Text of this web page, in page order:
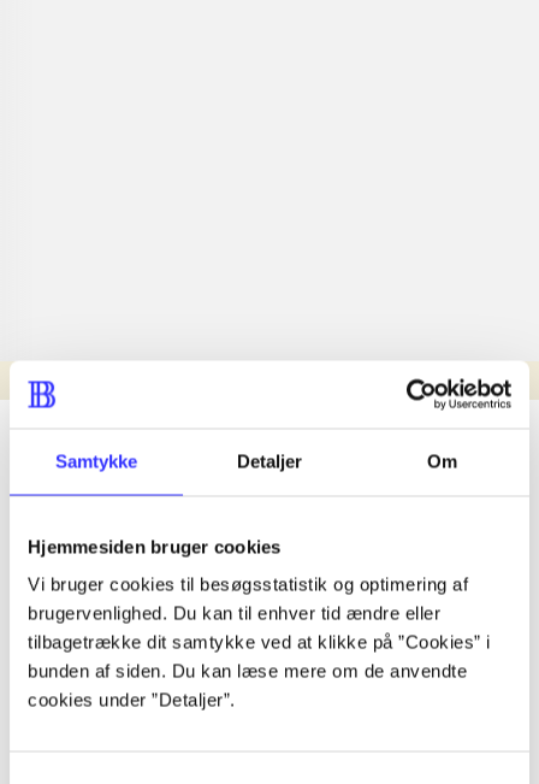
Samtykke Detaljer Om
Hjemmesiden bruger cookies
Vi bruger cookies til besøgsstatistik og optimering af
brugervenlighed. Du kan til enhver tid ændre eller
tilbagetrække dit samtykke ved at klikke på ”Cookies” i
bunden af siden. Du kan læse mere om de anvendte
cookies under ”Detaljer”.
Nyhed
lorem ipsum dolor sit amet ...
lorem ipsum dolor sit amet ...
lorem ipsum dolor sit amet ...
lorem ipsum dolor sit amet ...
lorem ipsum dolor sit amet ...
lorem ipsum dolor sit amet ...